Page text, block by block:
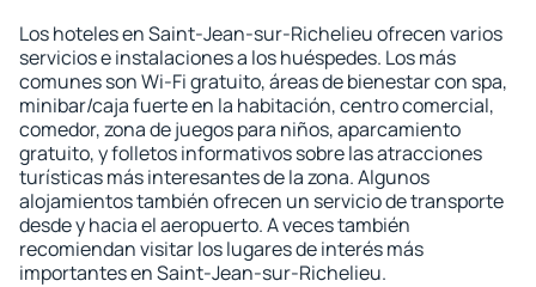
Los hoteles en Saint-Jean-sur-Richelieu ofrecen varios
servicios e instalaciones a los huéspedes. Los más
comunes son Wi-Fi gratuito, áreas de bienestar con spa,
minibar/caja fuerte en la habitación, centro comercial,
comedor, zona de juegos para niños, aparcamiento
gratuito, y folletos informativos sobre las atracciones
turísticas más interesantes de la zona. Algunos
alojamientos también ofrecen un servicio de transporte
desde y hacia el aeropuerto. A veces también
recomiendan visitar los lugares de interés más
importantes en Saint-Jean-sur-Richelieu.